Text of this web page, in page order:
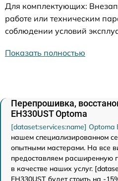
Для комплектующих:
работе или техническим
соблюдении условий
Показать полностью
Перепрошивка,
EH330UST Optoma
[dataset:services:name] Optoma
нашем специализированном
опытными мастерами. На все
предоставляем расширенную
в качестве наших услуг.
EH330UST будет стоить на -